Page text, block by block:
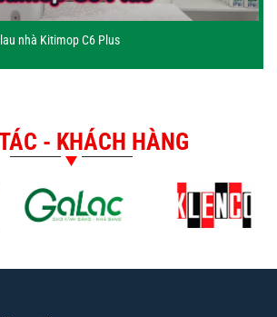
nhà Kitimop C6 Plus
- KHÁCH HÀNG